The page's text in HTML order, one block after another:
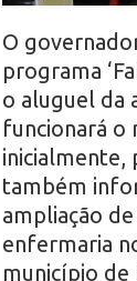
O
programa
o aluguel da
funcionará o
inicialmente,
também
ampliação
enfermaria
município de